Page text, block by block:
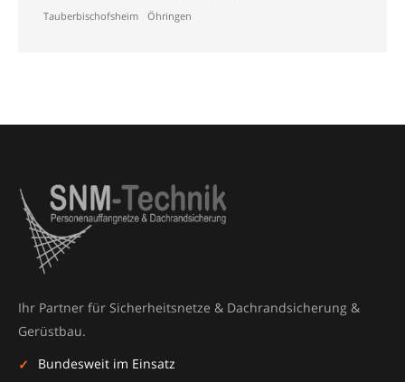
Tauberbischofsheim Öhringen
Ihr Partner für Sicherheitsnetze & Dachrandsicherung &
Gerüstbau.
Bundesweit im Einsatz